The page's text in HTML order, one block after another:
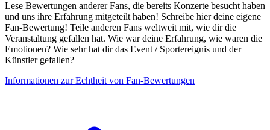
Lese Bewertungen anderer Fans, die bereits Konzerte besucht haben
und uns ihre Erfahrung mitgeteilt haben! Schreibe hier deine eigene
Fan-Bewertung! Teile anderen Fans weltweit mit, wie dir die
Veranstaltung gefallen hat. Wie war deine Erfahrung, wie waren die
Emotionen? Wie sehr hat dir das Event / Sportereignis und der
Künstler gefallen?
Informationen zur Echtheit von Fan-Bewertungen